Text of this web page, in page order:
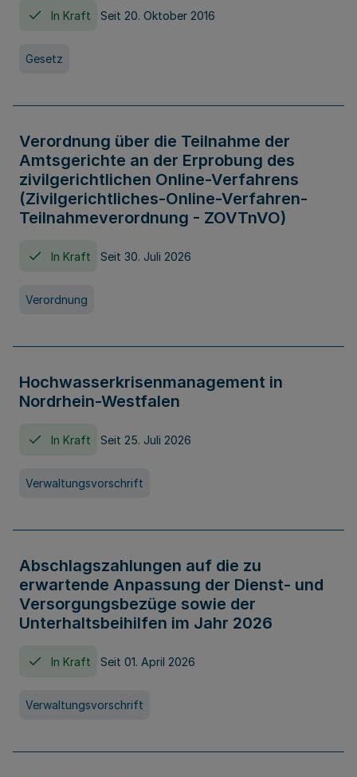
In Kraft Seit 20. Oktober 2016
Gesetz
Verordnung über die Teilnahme der
Amtsgerichte an der Erprobung des
zivilgerichtlichen Online-Verfahrens
(Zivilgerichtliches-Online-Verfahren-
Teilnahmeverordnung - ZOVTnVO)
In Kraft Seit 30. Juli 2026
Verordnung
Hochwasserkrisenmanagement in
Nordrhein-Westfalen
In Kraft Seit 25. Juli 2026
Verwaltungsvorschrift
Abschlagszahlungen auf die zu
erwartende Anpassung der Dienst- und
Versorgungsbezüge sowie der
Unterhaltsbeihilfen im Jahr 2026
In Kraft Seit 01. April 2026
Verwaltungsvorschrift